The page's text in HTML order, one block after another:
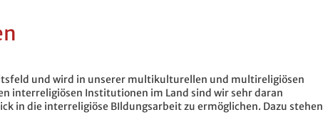
und wird in unserer multikulturellen und multireligiösen
interreligiösen Institutionen im Land sind wir sehr daran
in die interreligiöse BIldungsarbeit zu ermöglichen. Dazu stehen